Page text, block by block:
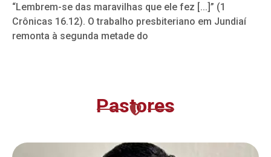
“Lembrem-se das maravilhas que ele fez [...]” (1
Crônicas 16.12). O trabalho presbiteriano em Jundiaí
remonta à segunda metade do
Pastores